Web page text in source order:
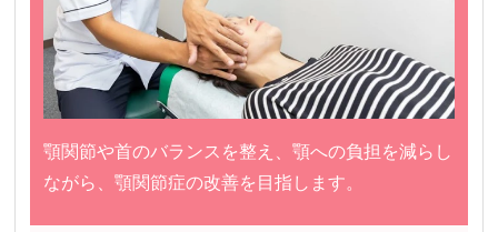
顎関節や首のバランスを整え、顎への負担を減らし
ながら、顎関節症の改善を目指します。